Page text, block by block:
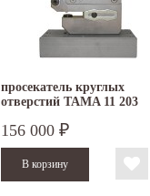
просекатель круглых
отверстий TAMA 11 203
156 000 ₽